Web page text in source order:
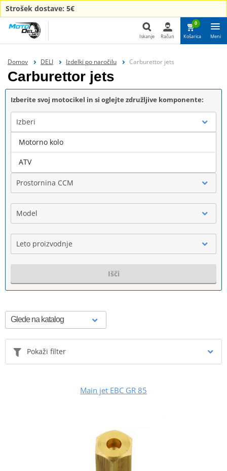
Strošek dostave: 5€
Iskanje Račun
0
Košarica Meni
Domov DELI Izdelki po naročilu Carburettor jets
Carburettor jets
Izberite svoj motocikel in si oglejte združljive komponente:
Izberi
Blagovna znamka
Prostornina CCM
Model
Leto proizvodnje
Išči
Pokaži filter
Main jet EBC GR 85
Motorno kolo
ATV